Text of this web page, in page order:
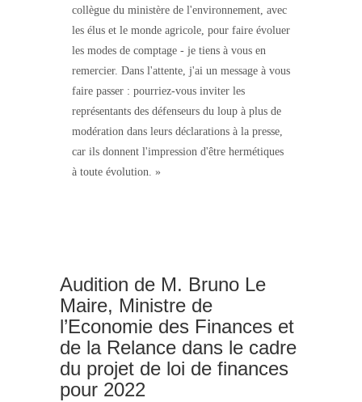
collègue du ministère de l'environnement, avec
les élus et le monde agricole, pour faire évoluer
les modes de comptage - je tiens à vous en
remercier. Dans l'attente, j'ai un message à vous
faire passer : pourriez-vous inviter les
représentants des défenseurs du loup à plus de
modération dans leurs déclarations à la presse,
car ils donnent l'impression d'être hermétiques
à toute évolution. »
Audition de M. Bruno Le
Maire, Ministre de
l’Economie des Finances et
de la Relance dans le cadre
du projet de loi de finances
pour 2022